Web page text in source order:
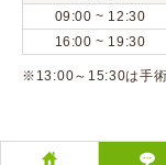
口コミ投稿
09:00 ~ 12:30
16:00 ~ 19:30
※13:00～15:30は手術